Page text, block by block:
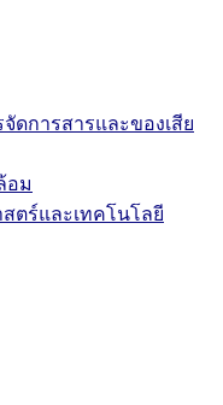
ดการสารและของเสีย
อม
ตร์และเทคโนโลยี